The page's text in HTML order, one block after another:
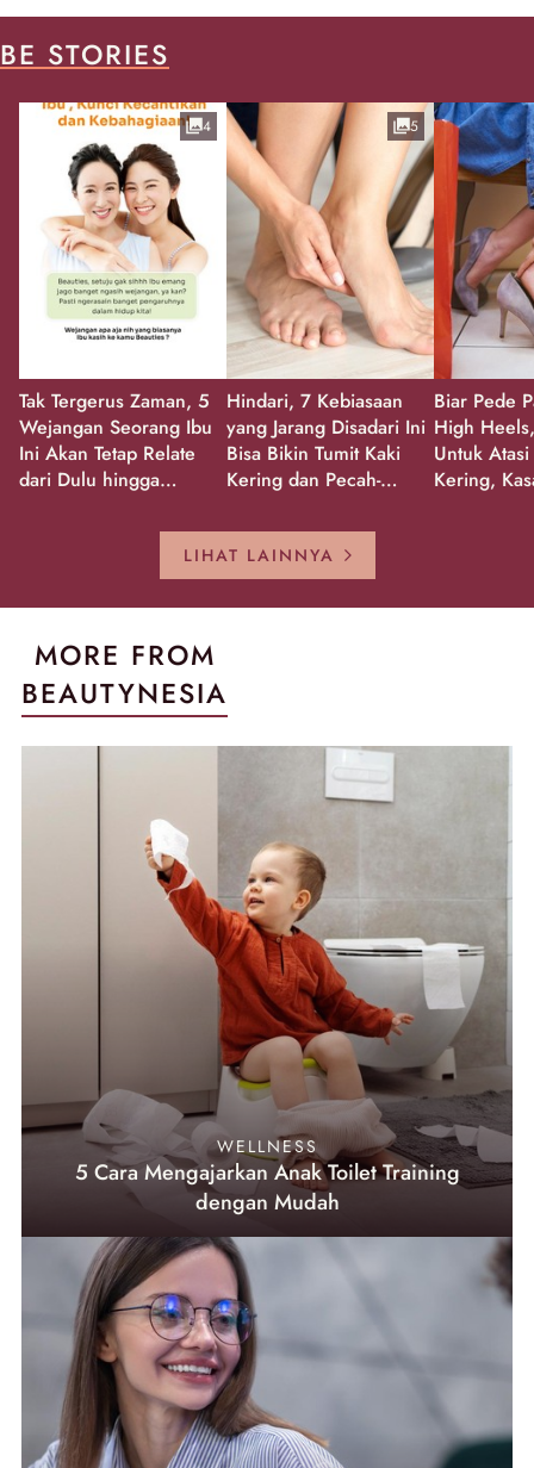
BE STORIES
Tak Tergerus Zaman, 5
Wejangan Seorang Ibu
Ini Akan Tetap Relate
dari Dulu hingga
4
Hindari, 7 Kebiasaan
yang Jarang Disadari Ini
Bisa Bikin Tumit Kaki
Kering dan Pecah-
5
Biar Pede
High
Untuk
Kering,
LIHAT LAINNYA
MORE FROM
BEAUTYNESIA
WELLNESS
5 Cara Mengajarkan Anak Toilet Training
dengan Mudah